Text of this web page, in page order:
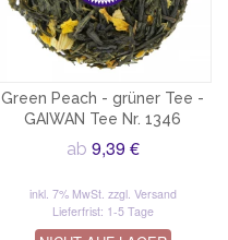
Green Peach - grüner Tee -
GAIWAN Tee Nr. 1346
ab 9,39 €
inkl. 7% MwSt. zzgl. Versand
Lieferfrist: 1-5 Tage